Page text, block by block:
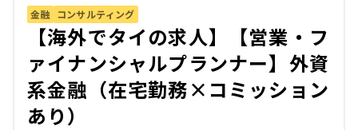
金融 コンサルティング
【海外でタイの求人】【営業・フ
ァイナンシャルプランナー】外資
系金融（在宅勤務×コミッション
あり）